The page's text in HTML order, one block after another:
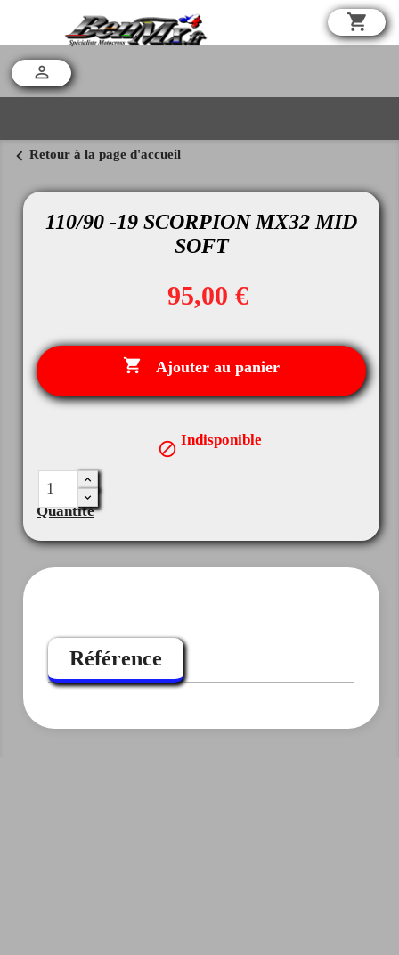
shopping_cart

chevron_left Retour à la page d'accueil
110/90 -19 SCORPION MX32 MID
SOFT
95,00 €
 Ajouter au panier
 Indisponible
Quantité
Référence